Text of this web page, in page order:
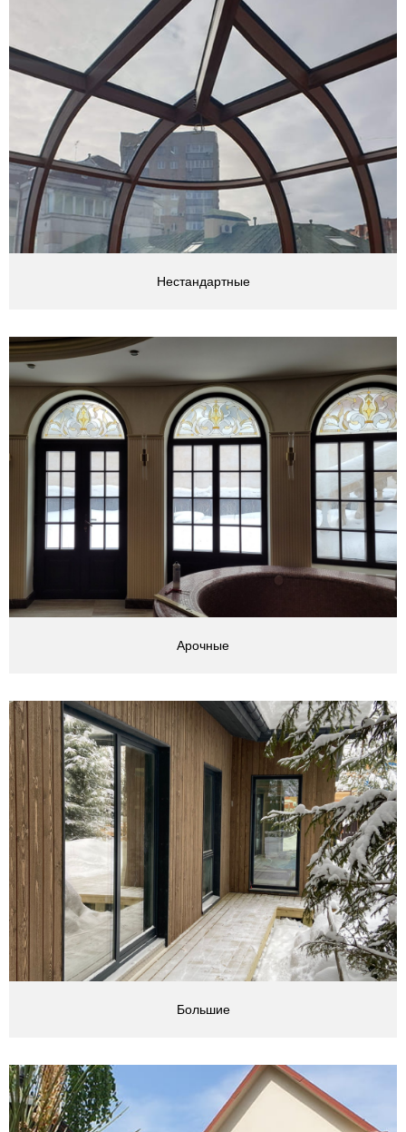
Нестандартные
Арочные
Большие